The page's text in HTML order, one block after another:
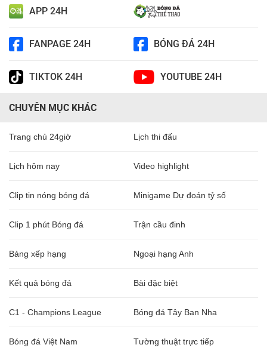
APP 24H
FANPAGE 24H BÓNG ĐÁ 24H
TIKTOK 24H YOUTUBE 24H
CHUYÊN MỤC KHÁC
Trang chủ 24giờ Lịch thi đấu
Lịch hôm nay Video highlight
Clip tin nóng bóng đá Minigame Dự đoán tỷ số
Clip 1 phút Bóng đá Trận cầu đinh
Bảng xếp hạng Ngoại hạng Anh
Kết quả bóng đá Bài đặc biệt
C1 - Champions League Bóng đá Tây Ban Nha
Bóng đá Việt Nam Tường thuật trực tiếp